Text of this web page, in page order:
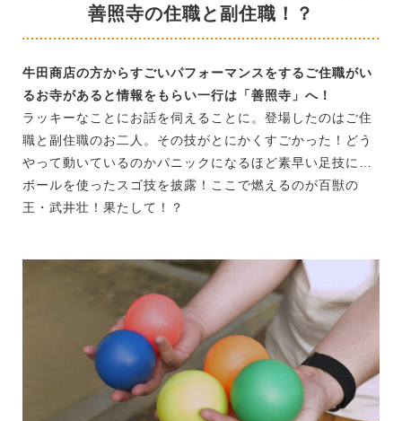
善照寺の住職と副住職！？
牛田商店の方からすごいパフォーマンスをするご住職がい
るお寺があると情報をもらい一行は「善照寺」へ！
ラッキーなことにお話を伺えることに。登場したのはご住
職と副住職のお二人。その技がとにかくすごかった！どう
やって動いているのかパニックになるほど素早い足技に…
ボールを使ったスゴ技を披露！ここで燃えるのが百獣の
王・武井壮！果たして！？